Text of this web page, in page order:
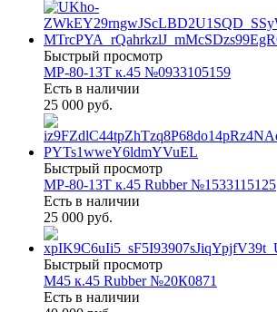
Быстрый просмотр
МР-80-13Т к.45 №0933105159
Есть в наличии
25 000 руб.
Быстрый просмотр
МР-80-13Т к.45 Rubber №1533115125
Есть в наличии
25 000 руб.
Быстрый просмотр
М45 к.45 Rubber №20К0871
Есть в наличии